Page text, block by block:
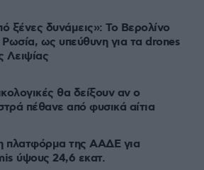
ξένες δυνάμεις»: Το Βερολίνο
ως υπεύθυνη για τα drones
Λειψίας
θα δείξουν αν ο
πέθανε από φυσικά αίτια
της ΑΑΔΕ για
ύψους 24,6 εκατ.